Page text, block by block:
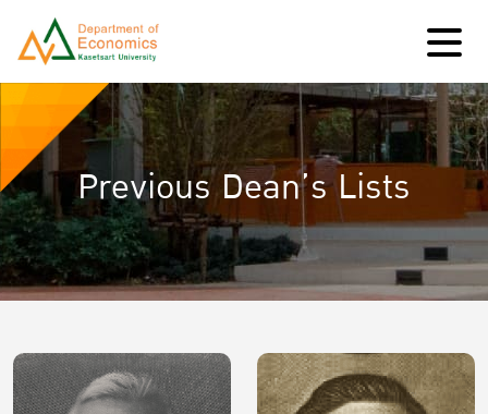
Previous Dean’s Lists